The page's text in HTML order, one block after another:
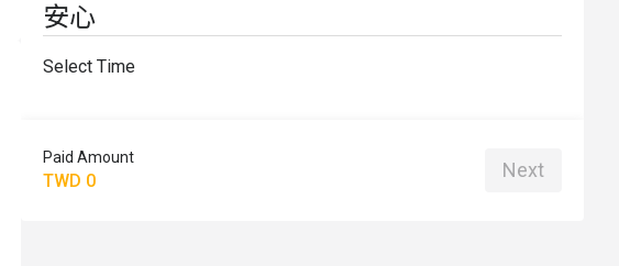
安心
Select Time
Paid Amount
TWD 0 Next